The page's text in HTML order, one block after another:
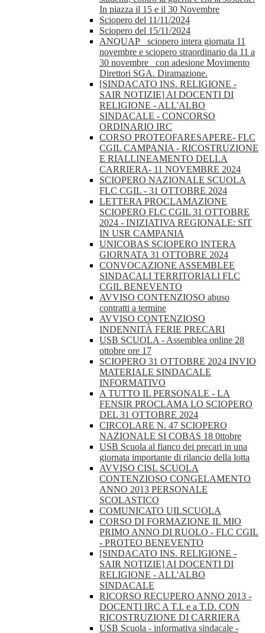
In piazza il 15 e il 30 Novembre
Sciopero del 11/11/2024
Sciopero del 15/11/2024
ANQUAP_ sciopero intera giornata 11
novembre e sciopero straordinario da 11 a
30 novembre_ con adesione Movimento
Direttori SGA. Diramazione.
[SINDACATO INS. RELIGIONE -
SAIR NOTIZIE] AI DOCENTI DI
RELIGIONE - ALL'ALBO
SINDACALE - CONCORSO
ORDINARIO IRC
CORSO PROTEOFARESAPERE- FLC
CGIL CAMPANIA - RICOSTRUZIONE
E RIALLINEAMENTO DELLA
CARRIERA- 11 NOVEMBRE 2024
SCIOPERO NAZIONALE SCUOLA
FLC CGIL - 31 OTTOBRE 2024
LETTERA PROCLAMAZIONE
SCIOPERO FLC CGIL 31 OTTOBRE
2024 - INIZIATIVA REGIONALE: SIT
IN USR CAMPANIA
UNICOBAS SCIOPERO INTERA
GIORNATA 31 OTTOBRE 2024
CONVOCAZIONE ASSEMBLEE
SINDACALI TERRITORIALI FLC
CGIL BENEVENTO
AVVISO CONTENZIOSO abuso
contratti a termine
AVVISO CONTENZIOSO
INDENNITÀ FERIE PRECARI
USB SCUOLA - Assemblea online 28
ottobre ore 17
SCIOPERO 31 OTTOBRE 2024 INVIO
MATERIALE SINDACALE
INFORMATIVO
A TUTTO IL PERSONALE - LA
FENSIR PROCLAMA LO SCIOPERO
DEL 31 OTTOBRE 2024
CIRCOLARE N. 47 SCIOPERO
NAZIONALE SI COBAS 18 0ttobre
USB Scuola al fianco dei precari in una
giornata importante di rilancio della lotta
AVVISO CISL SCUOLA
CONTENZIOSO CONGELAMENTO
ANNO 2013 PERSONALE
SCOLASTICO
COMUNICATO UILSCUOLA
CORSO DI FORMAZIONE IL MIO
PRIMO ANNO DI RUOLO - FLC CGIL
- PROTEO BENEVENTO
[SINDACATO INS. RELIGIONE -
SAIR NOTIZIE] AI DOCENTI DI
RELIGIONE - ALL'ALBO
SINDACALE
RICORSO RECUPERO ANNO 2013 -
DOCENTI IRC A T.I. e a T.D. CON
RICOSTRUZIONE DI CARRIERA
USB Scuola - informativa sindacale -